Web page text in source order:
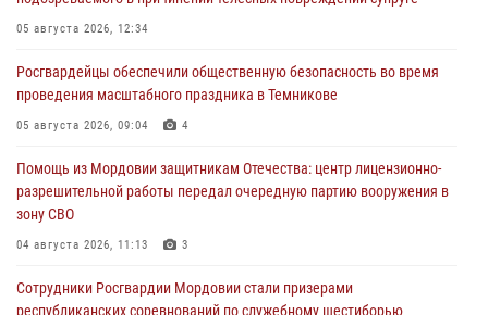
05 августа 2026, 12:34
Росгвардейцы обеспечили общественную безопасность во время
проведения масштабного праздника в Темникове
05 августа 2026, 09:04 4
Помощь из Мордовии защитникам Отечества: центр лицензионно-
разрешительной работы передал очередную партию вооружения в
зону СВО
04 августа 2026, 11:13 3
Сотрудники Росгвардии Мордовии стали призерами
республиканских соревнований по служебному шестиборью